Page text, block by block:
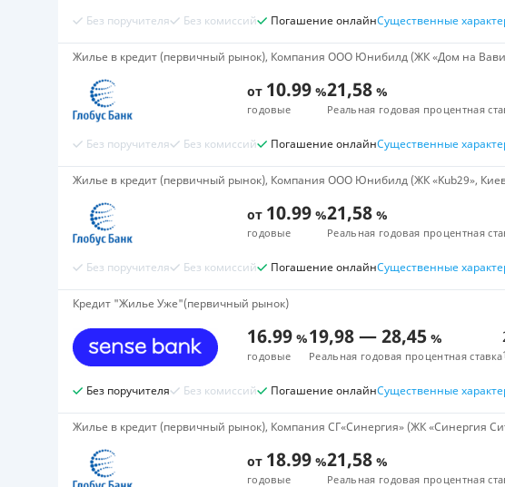
Без поручителя Без комиссий Погашение онлайнСущественные
Жилье в кредит (первичный рынок), Компания ООО Юнибилд (ЖК «Дом на
от 10.99 %
годовые
21,58 %
Реальная годовая процентная
Без поручителя Без комиссий Погашение онлайнСущественные
Жилье в кредит (первичный рынок), Компания ООО Юнибилд (ЖК «Kub29»,
от 10.99 %
годовые
21,58 %
Реальная годовая процентная
Без поручителя Без комиссий Погашение онлайнСущественные
Кредит "Жилье Уже"(первичный рынок)
16.99 %
годовые
19,98—28,45 %
Реальная годовая процентная ставка
Без поручителя Без комиссий Погашение онлайнСущественные
Жилье в кредит (первичный рынок), Компания СГ«Синергия» (ЖК «Синергия
от 18.99 %
годовые
21,58 %
Реальная годовая процентная